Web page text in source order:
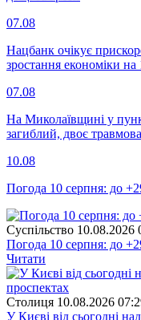
07.08
Нацбанк очікує
зростання економіки на
07.08
На Миколаївщині у
загиблий, двоє
10.08
Погода 10 серпня: до
Суспiльство 10.08.2026
Погода 10 серпня: до
Читати
Столиця 10.08.2026
У Києві від сьогодні